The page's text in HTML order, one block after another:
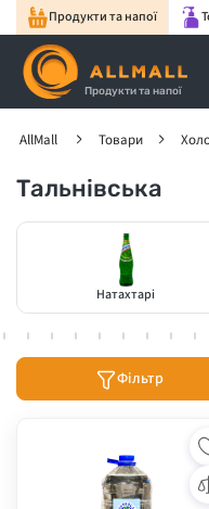
Продукти та напої
Продукти та напої
AllMall Товари
Тальнівська
Натахтарі
Фільтр